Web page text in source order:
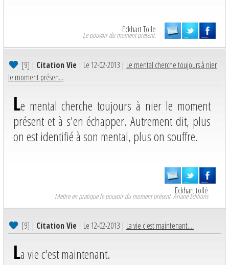
Eckhart Tolle
Le pouvoir du moment présent.
[9] | Citation Vie | Le 12-02-2013 | Le mental cherche toujours à nier
le moment présen...
Le mental cherche toujours à nier le moment
présent et à s'en échapper. Autrement dit, plus
on est identifié à son mental, plus on souffre.
Eckhart tollé
Mettre en pratique le pouvoir du moment présent. Ariane Editions
[9] | Citation Vie | Le 12-02-2013 | La vie c'est maintenant....
La vie c'est maintenant.